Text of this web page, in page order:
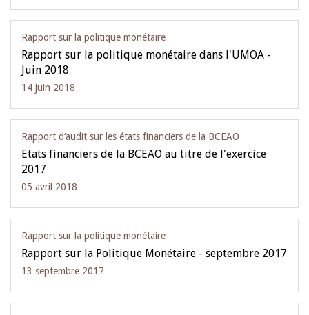
Rapport sur la politique monétaire
Rapport sur la politique monétaire dans l'UMOA -
Juin 2018
14 juin 2018
Rapport d‘audit sur les états financiers de la BCEAO
Etats financiers de la BCEAO au titre de l'exercice
2017
05 avril 2018
Rapport sur la politique monétaire
Rapport sur la Politique Monétaire - septembre 2017
13 septembre 2017